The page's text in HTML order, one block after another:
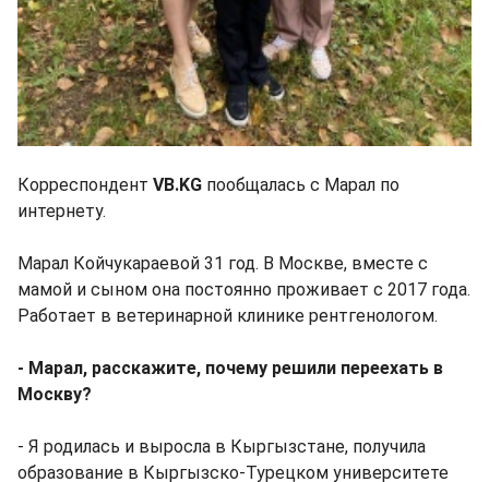
Корреспондент VB.KG пообщалась с Марал по
интернету.
Марал Койчукараевой 31 год. В Москве, вместе с
мамой и сыном она постоянно проживает с 2017 года.
Работает в ветеринарной клинике рентгенологом.
- Марал, расскажите, почему решили переехать в
Москву?
- Я родилась и выросла в Кыргызстане, получила
образование в Кыргызско-Турецком университете